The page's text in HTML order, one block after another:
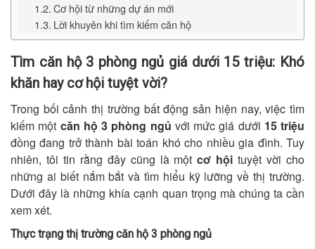
Cơ hội từ những dự án mới
Lời khuyên khi tìm kiếm căn hộ
Tìm căn hộ 3 phòng ngủ giá dưới 15 triệu: Khó
khăn hay cơ hội tuyệt vời?
Trong bối cảnh thị trường bất động sản hiện nay, việc tìm
kiếm một căn hộ 3 phòng ngủ với mức giá dưới 15 triệu
đồng đang trở thành bài toán khó cho nhiều gia đình. Tuy
nhiên, tôi tin rằng đây cũng là mộtcơ hội tuyệt vời cho
những ai biết nắm bắt và tìm hiểu kỹ lưỡng về thị trường.
Dưới đây là những khía cạnh quan trọng mà chúng ta cần
xem xét.
Thực trạng thị trường căn hộ 3 phòng ngủ